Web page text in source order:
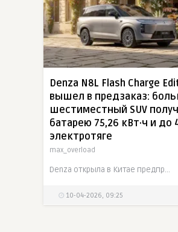
Denza N8L Flash Charge
вышел в предзаказ:
шестиместный SUV
батарею 75,26 кВт·ч и до
электротяге
max_overload
Denza открыла в Китае предпродажи нового N8L Flash Charge Edition по цене от 350 000 до 400 000 юаней. Большой шестиместный SUV длиной 5200 мм получил батарею второго поколения Blade Battery
10-04-2026, 09:25